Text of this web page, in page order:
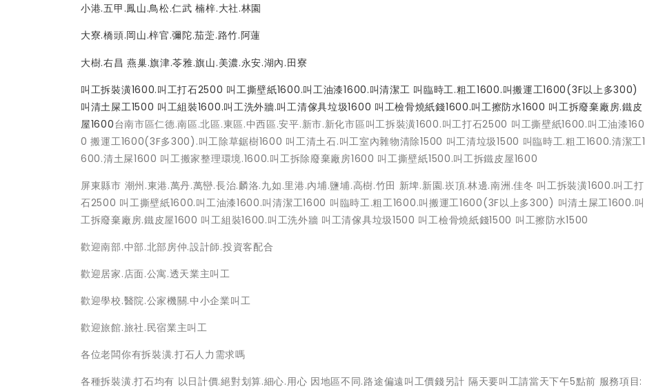
小港.五甲.鳳山.鳥松.仁武 楠梓.大社.林園
大寮.橋頭.岡山.梓官.彌陀.茄萣.路竹.阿蓮
大樹.右昌 燕巢.旗津.苓雅.旗山.美濃.永安.湖內.田寮
叫工拆裝潢1600.叫工打石2500 叫工撕壁紙1600.叫工油漆1600.叫清潔工 叫臨時工.粗工1600.叫搬運工1600(3F以上多300)
叫清土屎工1500 叫工組裝1600.叫工洗外牆.叫工清傢具垃圾1600 叫工檢骨燒紙錢1600.叫工擦防水1600 叫工拆廢棄廠房.鐵皮
屋1600台南市區仁德.南區.北區.東區.中西區.安平.新市.新化市區叫工拆裝潢1600.叫工打石2500 叫工撕壁紙1600.叫工油漆160
0 搬運工1600(3F多300).叫工除草鋸樹1600 叫工清土石.叫工室內雜物清除1500 叫工清垃圾1500 叫臨時工.粗工1600.清潔工1
600.清土屎1600 叫工搬家整理環境.1600.叫工拆除廢棄廠房1600 叫工撕壁紙1500.叫工拆鐵皮屋1600
屏東縣市 潮州.東港.萬丹.萬巒.長治.麟洛.九如.里港.內埔.鹽埔.高樹.竹田 新埤.新園.崁頂.林邊.南洲.佳冬 叫工拆裝潢1600.叫工打
石2500 叫工撕壁紙1600.叫工油漆1600.叫清潔工1600 叫臨時工.粗工1600.叫搬運工1600(3F以上多300) 叫清土屎工1600.叫
工拆廢棄廠房.鐵皮屋1600 叫工組裝1600.叫工洗外牆 叫工清傢具垃圾1500 叫工檢骨燒紙錢1500 叫工擦防水1500
歡迎南部.中部.北部房仲.設計師.投資客配合
歡迎居家.店面.公寓.透天業主叫工
歡迎學校.醫院.公家機關.中小企業叫工
歡迎旅館.旅社.民宿業主叫工
各位老闆你有拆裝潢.打石人力需求嗎
各種拆裝潢.打石均有 以日計價.絕對划算.細心.用心 因地區不同.路途偏遠叫工價錢另計 隔天要叫工請當天下午5點前 服務項目: